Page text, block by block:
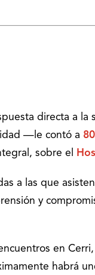
directa a la
—le contó a
sobre el
a las que
y
en
habrá